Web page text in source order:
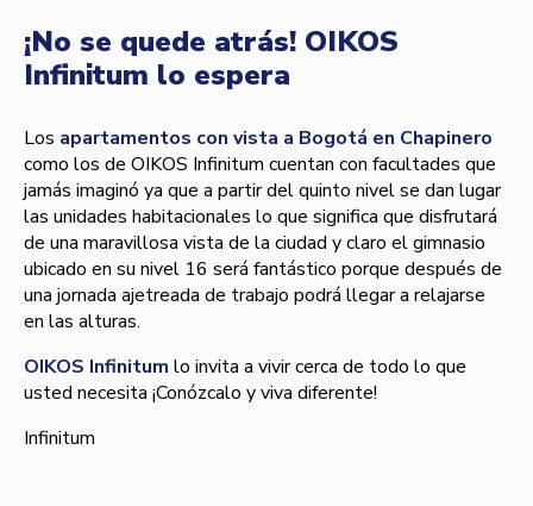
¡No se quede atrás! OIKOS
Infinitum lo espera
Los apartamentos con vista a Bogotá en Chapinero
como los de OIKOS Infinitum cuentan con facultades que
jamás imaginó ya que a partir del quinto nivel se dan lugar
las unidades habitacionales lo que significa que disfrutará
de una maravillosa vista de la ciudad y claro el gimnasio
ubicado en su nivel 16 será fantástico porque después de
una jornada ajetreada de trabajo podrá llegar a relajarse
en las alturas.
OIKOS Infinitum lo invita a vivir cerca de todo lo que
usted necesita ¡Conózcalo y viva diferente!
Infinitum